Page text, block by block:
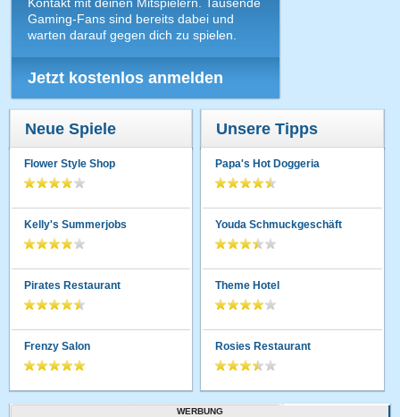
Gaming-Fans sind bereits dabei und
warten darauf gegen dich zu spielen.
Jetzt kostenlos anmelden
Neue Spiele
Flower Style Shop
Kelly's Summerjobs
Pirates Restaurant
Frenzy Salon
Unsere Tipps
Papa's Hot Doggeria
Youda Schmuckgeschäft
Theme Hotel
Rosies Restaurant
WERBUNG